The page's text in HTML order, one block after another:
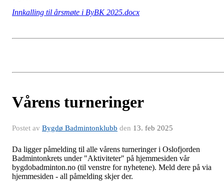
Innkalling til årsmøte i ByBK 2025.docx
Vårens turneringer
Postet av Bygdø Badmintonklubb den 13. feb 2025
Da ligger påmelding til alle vårens turneringer i Oslofjorden
Badmintonkrets under "Aktiviteter" på hjemmesiden vår
bygdobadminton.no (til venstre for nyhetene). Meld dere på via
hjemmesiden - all påmelding skjer der.